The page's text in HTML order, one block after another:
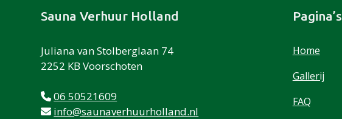
Footer
Sauna Verhuur Holland
Juliana van Stolberglaan 74
2252 KB Voorschoten
06 50521609
info@saunaverhuurholland.nl
Pagina’s
Home
Gallerij
FAQ